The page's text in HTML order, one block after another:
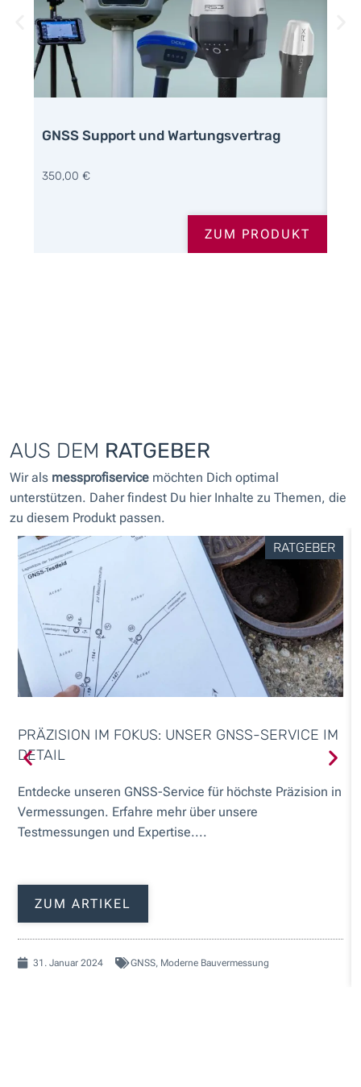
GNSS Support und Wartungsvertrag
350,00 €
ZUM PRODUKT
AUS DEM RATGEBER
Wir als messprofiservice möchten Dich optimal
unterstützen. Daher findest Du hier Inhalte zu Themen, die
zu diesem Produkt passen.
RATGEBER
PRÄZISION IM FOKUS: UNSER GNSS-SERVICE IM
DETAIL
Entdecke unseren GNSS-Service für höchste Präzision in
Vermessungen. Erfahre mehr über unsere
Testmessungen und Expertise....
ZUM ARTIKEL
31. Januar 2024 GNSS, Moderne Bauvermessung